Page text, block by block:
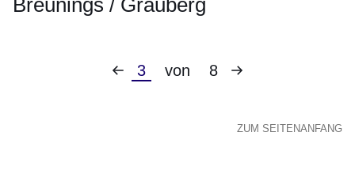
Breunings / Grauberg
Vorherige
Aktuelle
3 von 8
Nächste
ZUM SEITENANFANG